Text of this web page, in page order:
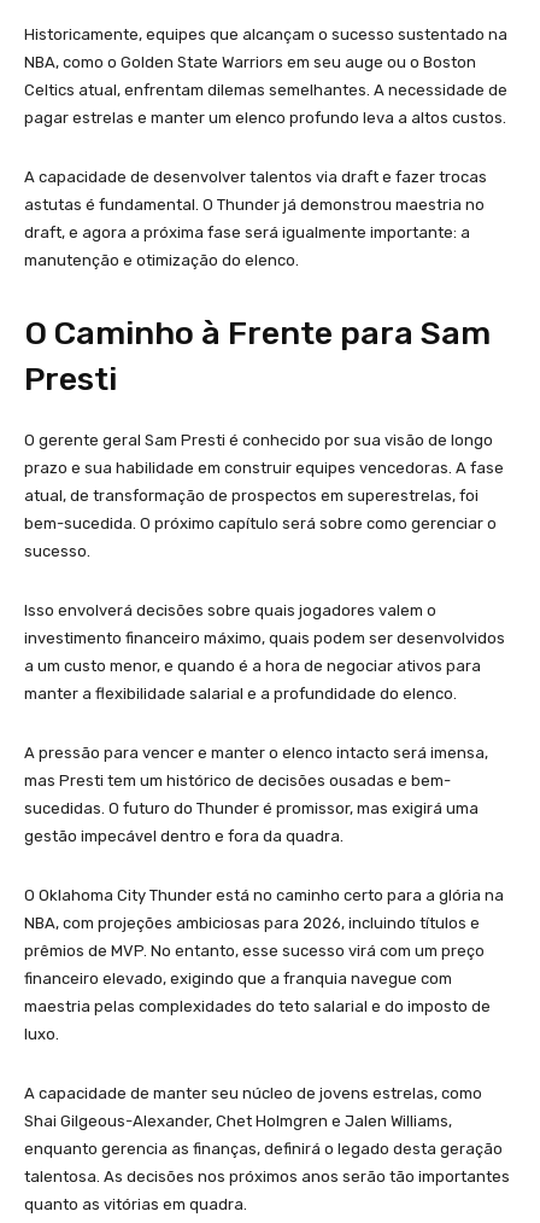
Historicamente, equipes que alcançam o sucesso sustentado na
NBA, como o Golden State Warriors em seu auge ou o Boston
Celtics atual, enfrentam dilemas semelhantes. A necessidade de
pagar estrelas e manter um elenco profundo leva a altos custos.
A capacidade de desenvolver talentos via draft e fazer trocas
astutas é fundamental. O Thunder já demonstrou maestria no
draft, e agora a próxima fase será igualmente importante: a
manutenção e otimização do elenco.
O Caminho à Frente para Sam
Presti
O gerente geral Sam Presti é conhecido por sua visão de longo
prazo e sua habilidade em construir equipes vencedoras. A fase
atual, de transformação de prospectos em superestrelas, foi
bem-sucedida. O próximo capítulo será sobre como gerenciar o
sucesso.
Isso envolverá decisões sobre quais jogadores valem o
investimento financeiro máximo, quais podem ser desenvolvidos
a um custo menor, e quando é a hora de negociar ativos para
manter a flexibilidade salarial e a profundidade do elenco.
A pressão para vencer e manter o elenco intacto será imensa,
mas Presti tem um histórico de decisões ousadas e bem-
sucedidas. O futuro do Thunder é promissor, mas exigirá uma
gestão impecável dentro e fora da quadra.
O Oklahoma City Thunder está no caminho certo para a glória na
NBA, com projeções ambiciosas para 2026, incluindo títulos e
prêmios de MVP. No entanto, esse sucesso virá com um preço
financeiro elevado, exigindo que a franquia navegue com
maestria pelas complexidades do teto salarial e do imposto de
luxo.
A capacidade de manter seu núcleo de jovens estrelas, como
Shai Gilgeous-Alexander, Chet Holmgren e Jalen Williams,
enquanto gerencia as finanças, definirá o legado desta geração
talentosa. As decisões nos próximos anos serão tão importantes
quanto as vitórias em quadra.